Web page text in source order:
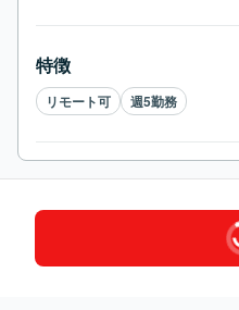
特徴
リモート可 週5勤務